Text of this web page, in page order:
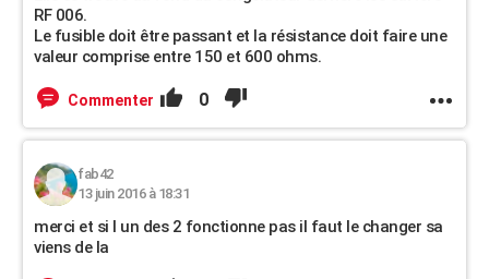
RF 006.
Le fusible doit être passant et la résistance doit faire une
valeur comprise entre 150 et 600 ohms.
Commenter 0
fab42
13 juin 2016 à 18:31
merci et si l un des 2 fonctionne pas il faut le changer sa
viens de la